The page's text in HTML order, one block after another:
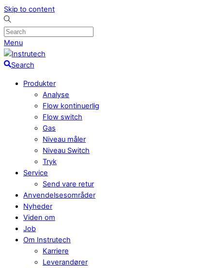
Skip to content
Menu
Search
Produkter
Analyse
Flow kontinuerlig
Flow switch
Gas
Niveau måler
Niveau Switch
Tryk
Service
Send vare retur
Anvendelsesområder
Nyheder
Viden om
Job
Om Instrutech
Karriere
Leverandører